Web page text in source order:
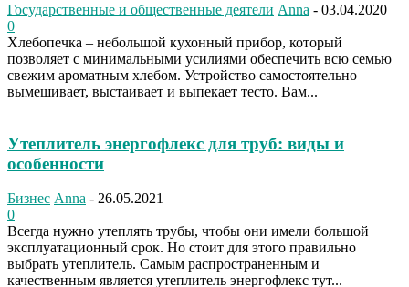
Государственные и общественные деятели Anna - 03.04.2020
0
Хлебопечка – небольшой кухонный прибор, который
позволяет с минимальными усилиями обеспечить всю семью
свежим ароматным хлебом. Устройство самостоятельно
вымешивает, выстаивает и выпекает тесто. Вам...
Утеплитель энергофлекс для труб: виды и
особенности
Бизнес Anna - 26.05.2021
0
Всегда нужно утеплять трубы, чтобы они имели большой
эксплуатационный срок. Но стоит для этого правильно
выбрать утеплитель. Самым распространенным и
качественным является утеплитель энергофлекс тут...